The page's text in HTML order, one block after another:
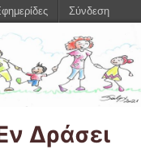
Δράσει
Σύνδεση